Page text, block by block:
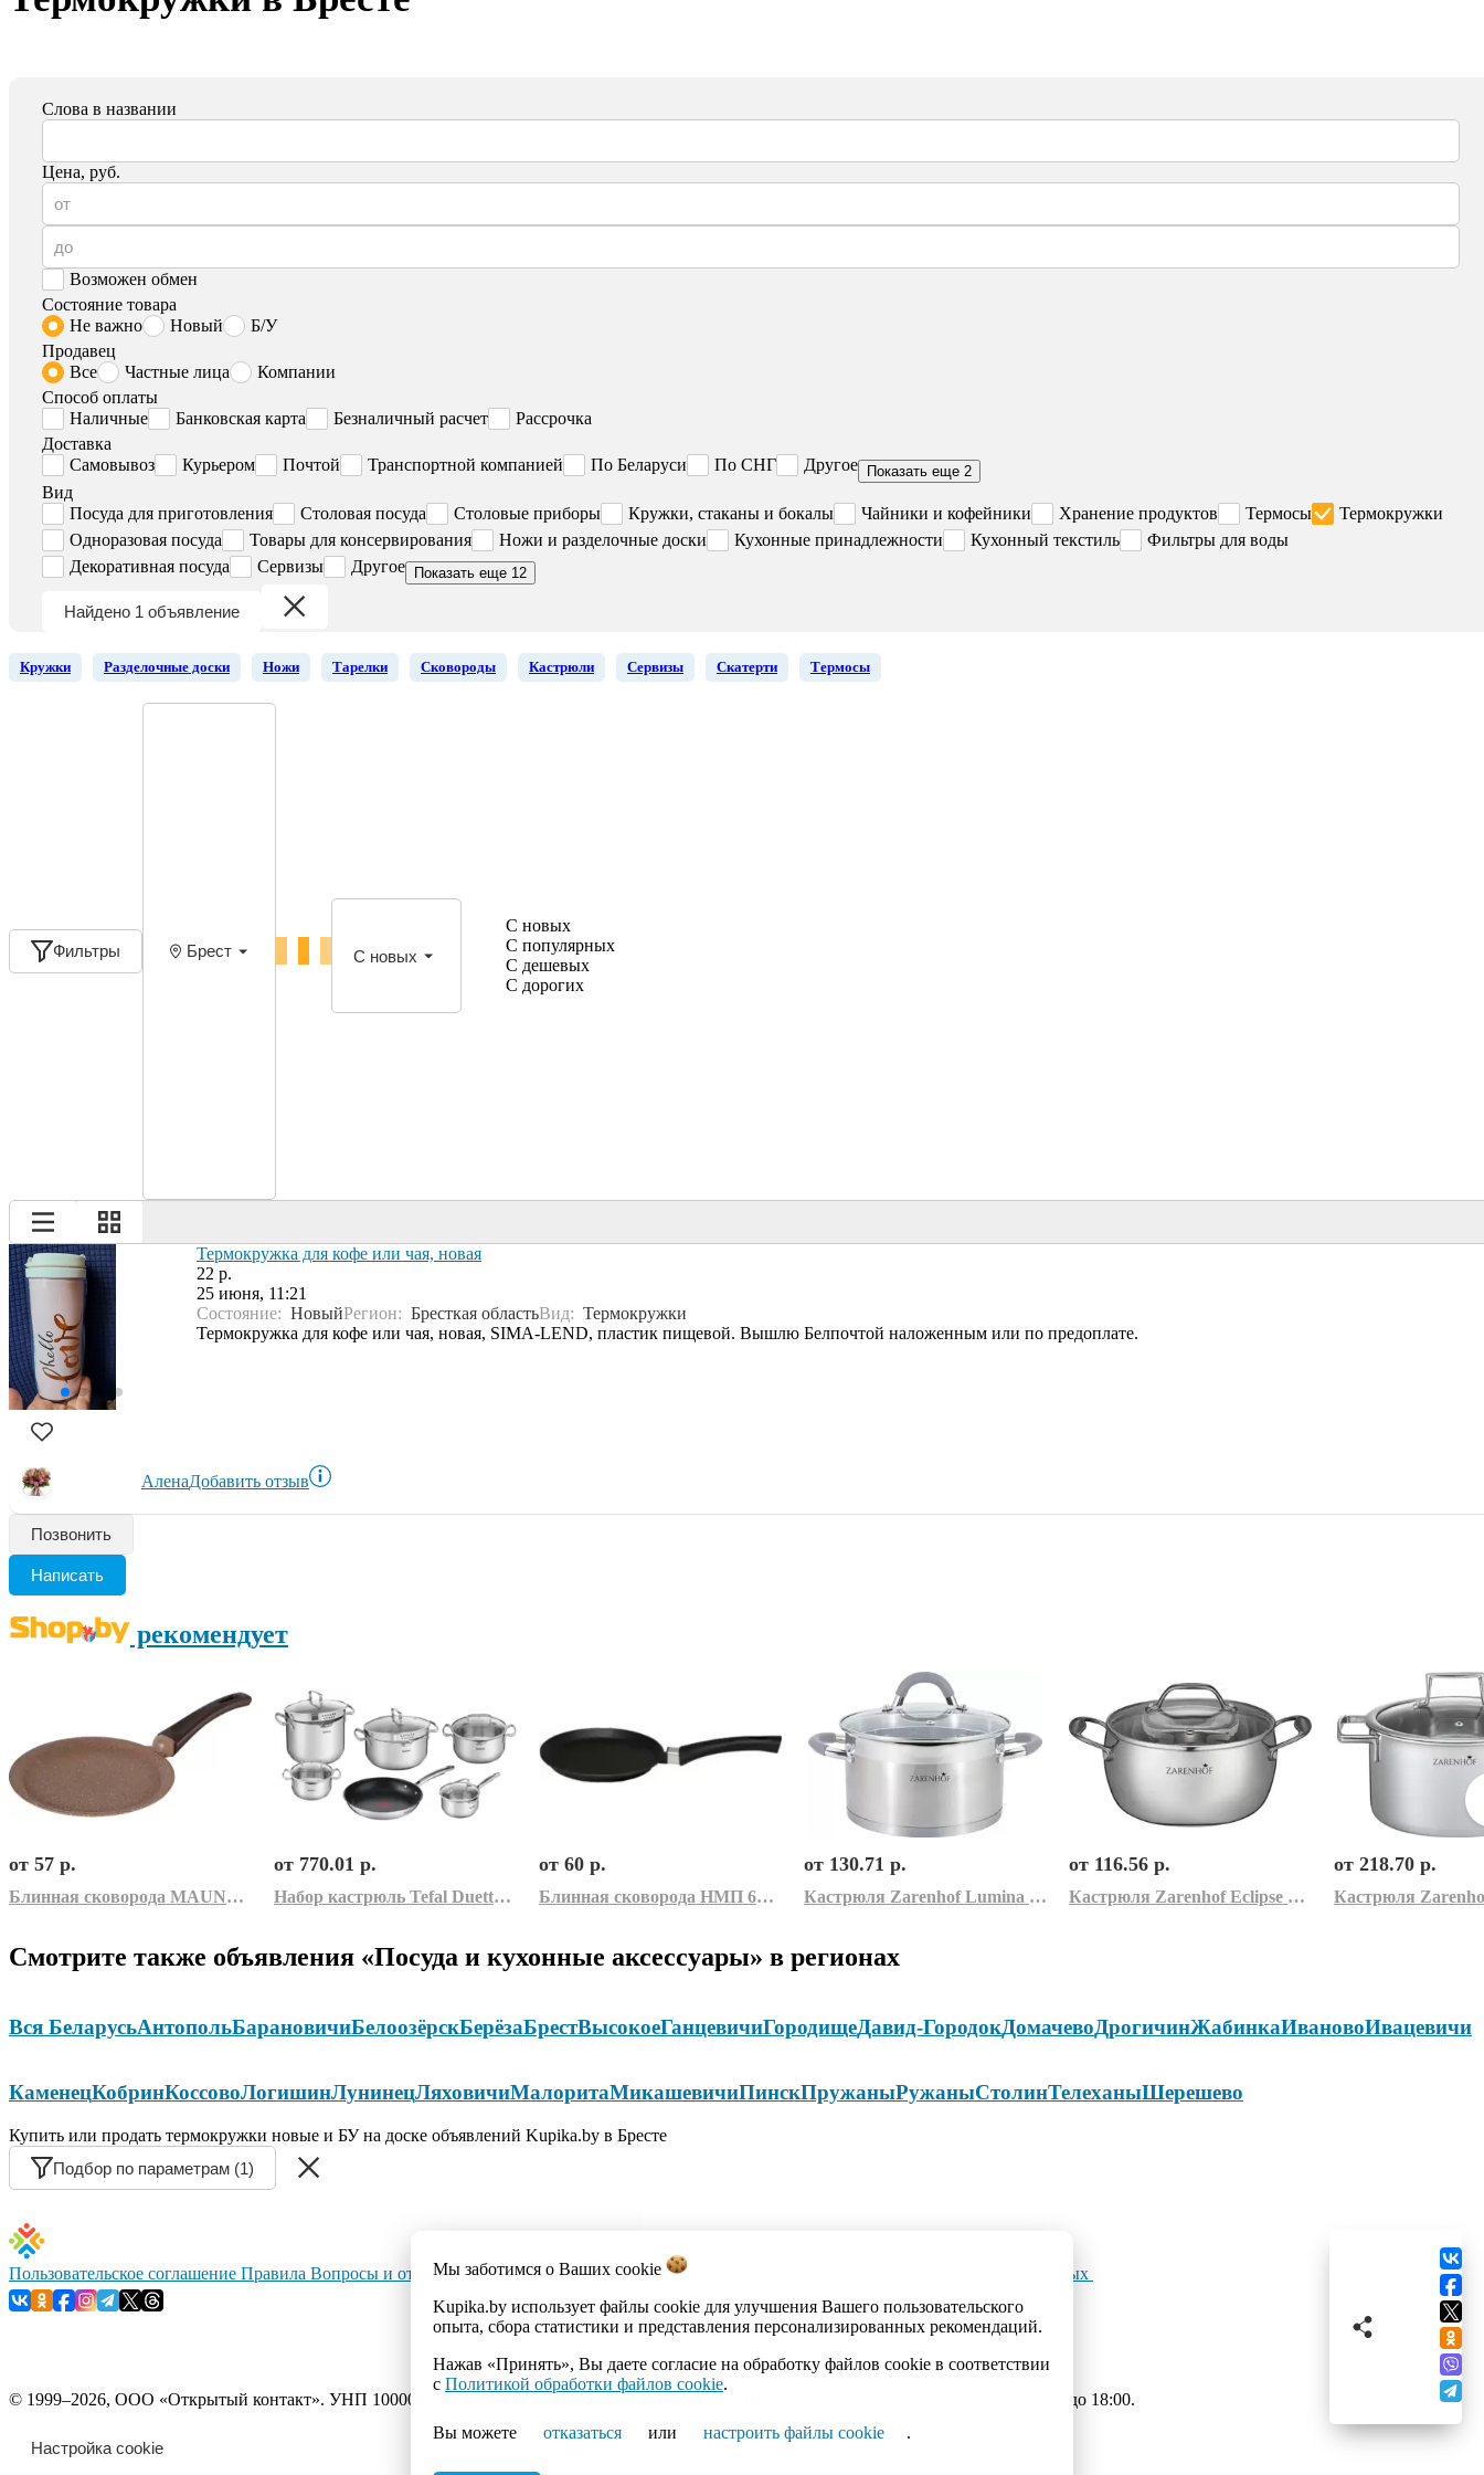
Слова в названии
Цена, руб.
Возможен обмен
Состояние товара
Не важно
Новый
Б/У
Продавец
Все
Частные лица
Компании
Способ оплаты
Наличные
Банковская карта Безналичный расчет
Рассрочка
Доставка
Самовывоз
Курьером Почтой Транспортной компанией По Беларуси По СНГ Другое Показать еще 2
Вид
Посуда для приготовления
Столовая посуда Столовые приборы Кружки, стаканы и бокалы Чайники и кофейники Хранение продуктов Термосы
Термокружки
Одноразовая посуда
Товары для консервирования Ножи и разделочные доски Кухонные принадлежности Кухонный текстиль
Фильтры для воды
Декоративная посуда
Сервизы Другое Показать еще 12
Найдено 1 объявление
Кружки Разделочные доски Ножи Тарелки Сковороды Кастрюли Сервизы Скатерти Термосы
Фильтры Брест С новых
С новых
С популярных
С дешевых
С дорогих
Термокружка для кофе или чая, новая
22 р.
25 июня, 11:21
Состояние: НовыйРегион: Бресткая областьВид: Термокружки
Термокружка для кофе или чая, новая, SIMA-LEND, пластик пищевой. Вышлю Белпочтой наложенным или по предоплате.
АленаДобавить отзыв
Позвонить
Написать
рекомендует
от 57 р.
Блинная сковорода MAUNFELD Jade MF22JD01PP
от 770.01 р.
Набор кастрюль Tefal Duetto+ 11 G732SB56
от 60 р.
Блинная сковорода НМП 6220
от 130.71 р.
Кастрюля Zarenhof Lumina ZS 0011 (серый)
от 116.56 р.
Кастрюля Zarenhof Eclipse ZS 0006 (серый)
от 218.70 р.
Смотрите также объявления «Посуда и кухонные аксессуары» в регионах
Вся БеларусьАнтопольБарановичиБелоозёрскБерёзаБрестВысокоеГанцевичиГородищеДавид-ГородокДомачевоДрогичинЖабинкаИвановоИвацевичи
КаменецКобринКоссовоЛогишинЛунинецЛяховичиМалоритаМикашевичиПинскПружаныРужаныСтолинТелеханыШерешево
Купить или продать термокружки новые и БУ на доске объявлений Kupika.by в Бресте
Подбор по параметрам (1)
Мы заботимся о Ваших cookie
Kupika.by использует файлы cookie для улучшения Вашего пользовательского
опыта, сбора статистики и представления персонализированных рекомендаций.
Нажав «Принять», Вы даете согласие на обработку файлов cookie в соответствии
с Политикой обработки файлов cookie.
Вы можете отказаться или настроить файлы cookie .
Пользовательское соглашение Правила Вопросы и ответыКонтактыКаталогИмпорт объявлений Политика обработки персональных данных
© 1999–2026, ООО «Открытый контакт». УНП 100008738. Республика Беларусь, г.Минск, ул.Кальварийская, 17-518. Время работы с 09:00 до 18:00.
Настройка cookie